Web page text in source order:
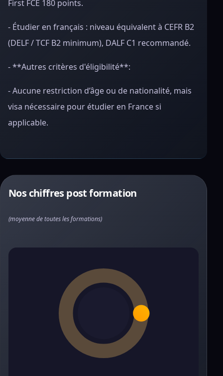
First FCE 180 points.
- Étudier en français : niveau équivalent à CEFR B2
(DELF / TCF B2 minimum), DALF C1 recommandé.
- **Autres critères d'éligibilité**:
- Aucune restriction d’âge ou de nationalité, mais
visa nécessaire pour étudier en France si
applicable.
Nos chiffres post formation
(moyenne de toutes les formations)